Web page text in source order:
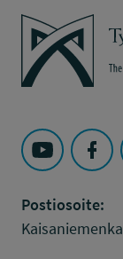
Seuraa
Postiosoite: